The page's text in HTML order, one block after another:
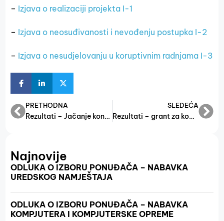
– Izjava o realizaciji projekta I-1
– Izjava o neosuđivanosti i nevođenju postupka I-2
– Izjava o nesudjelovanju u koruptivnim radnjama I-3
PRETHODNA
Rezultati – Jačanje konkurentnosti MSP-a 2021.
SLEDEĆA
Rezultati – grant za komore, udruženja i poduzetničke institucije
Najnovije
ODLUKA O IZBORU PONUĐAČA – NABAVKA
UREDSKOG NAMJEŠTAJA
ODLUKA O IZBORU PONUĐAČA – NABAVKA
KOMPJUTERA I KOMPJUTERSKE OPREME